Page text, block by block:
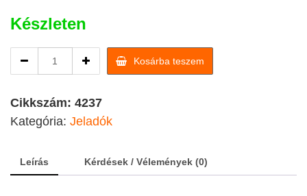
Készleten
gyújtás
GY6150,
quadokba
Kosárba teszem
Cikkszám: 4237
Kategória: Jeladók
Leírás Kérdések / Vélemények (0)